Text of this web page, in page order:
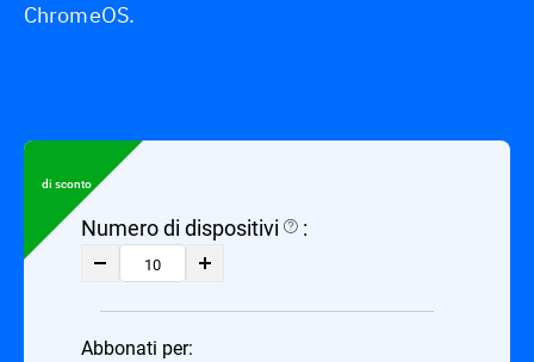
ChromeOS.
di sconto
Numero di dispositivi :
Abbonati per: